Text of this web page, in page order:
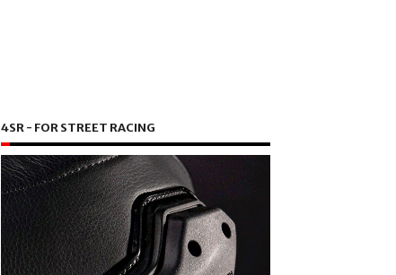
4SR - FOR STREET RACING